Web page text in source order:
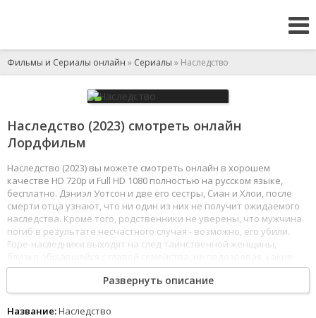
Фильмы и Сериалы онлайн » Сериалы » Наследство
Наследство (2023) смотреть онлайн
Лордфильм
Наследство (2023) вы можете смотреть онлайн в хорошем
качестве HD 720p и Full HD 1080 полностью на русском языке,
бесплатно. Дэниэл Уотсон и две его сестры, Сиан и Хлои, после
смерти отца узнают, что ни один из них не получит ожидаемого
наследства. Кроме того, родственники не уверены, что мужчина
погиб в результате несчастного случая - возможно, его убили.
Горе-наследники выходят на след таинственной женщины,
семейные тайны из прошлого после этого выйдут наружу.
Развернуть описание
Название:Наследство